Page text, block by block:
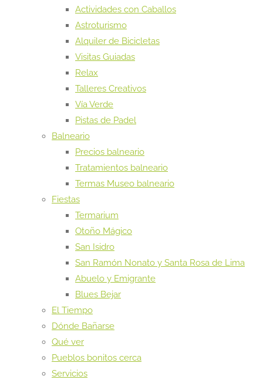
Actividades con Caballos
Astroturismo
Alquiler de Bicicletas
Visitas Guiadas
Relax
Talleres Creativos
Vía Verde
Pistas de Padel
Balneario
Precios balneario
Tratamientos balneario
Termas Museo balneario
Fiestas
Termarium
Otoño Mágico
San Isidro
San Ramón Nonato y Santa Rosa de Lima
Abuelo y Emigrante
Blues Bejar
El Tiempo
Dónde Bañarse
Qué ver
Pueblos bonitos cerca
Servicios